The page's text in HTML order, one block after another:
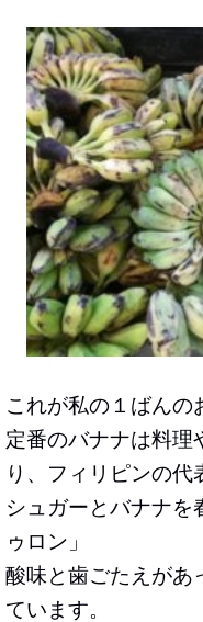
これが私の１ばんの
定番のバナナは料理
り、フィリピンの
シュガーとバナナを
ゥロン 」
酸味と歯ごたえがあ
ています。